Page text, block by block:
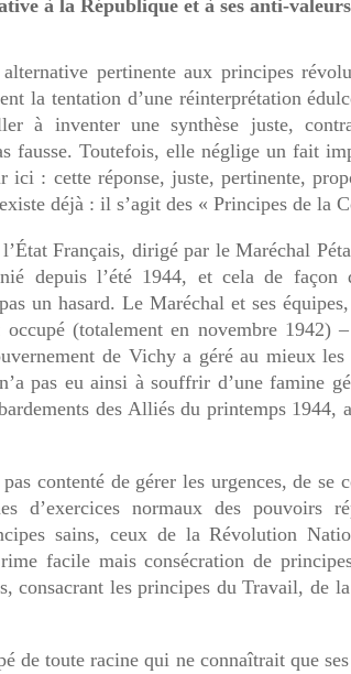
à la République et à ses anti-valeurs
alternative pertinenteaux principes
la tentation d’une réinterprétation
à inventer une synthèse juste,
fausse. Toutefois, elle néglige un fait
ici : cette réponse, juste, pertinente,
déjà : il s’agit des « Principes de la
Français, dirigé par le Maréchal
depuis l’été 1944, et cela de
un hasard. Le Maréchal et ses
(totalement en novembre 1942)
de Vichy a géré au mieux les
pas eu ainsi à souffrir d’une famine
des Alliés du printemps 1944,
contenté de gérer les urgences, de se
d’exercices normaux des pouvoirs
sains, ceux de la Révolution
facile mais consécration de
consacrant les principes du Travail, de
de toute racine qui ne connaîtrait que